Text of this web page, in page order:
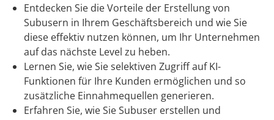
Entdecken Sie die Vorteile der Erstellung von
Subusern in Ihrem Geschäftsbereich und wie Sie
diese effektiv nutzen können, um Ihr Unternehmen
auf das nächste Level zu heben.
Lernen Sie, wie Sie selektiven Zugriff auf KI-
Funktionen für Ihre Kunden ermöglichen und so
zusätzliche Einnahmequellen generieren.
Erfahren Sie, wie Sie Subuser erstellen und